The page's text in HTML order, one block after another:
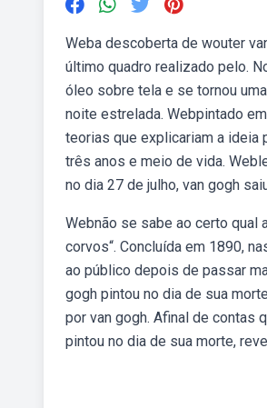
Weba descoberta de wouter
último quadro realizado pelo.
óleo sobre tela e se tornou
noite estrelada. Webpintado
teorias que explicariam a ideia
três anos e meio de vida.
no dia 27 de julho, van gogh
Webnão se sabe ao certo qual
corvos“. Concluída em 1890,
ao público depois de passar
gogh pintou no dia de sua
por van gogh. Afinal de contas
pintou no dia de sua morte,